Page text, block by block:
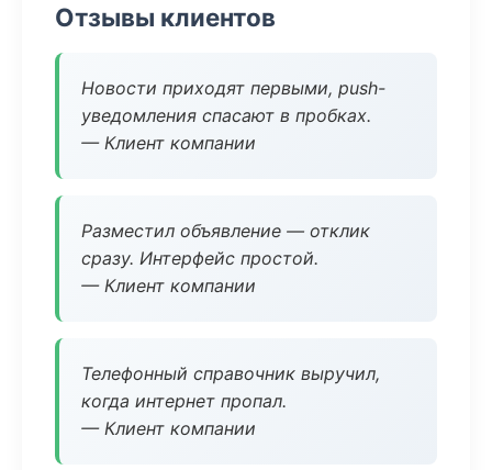
Отзывы клиентов
Новости приходят первыми, push-
уведомления спасают в пробках.
— Клиент компании
Разместил объявление — отклик
сразу. Интерфейс простой.
— Клиент компании
Телефонный справочник выручил,
когда интернет пропал.
— Клиент компании